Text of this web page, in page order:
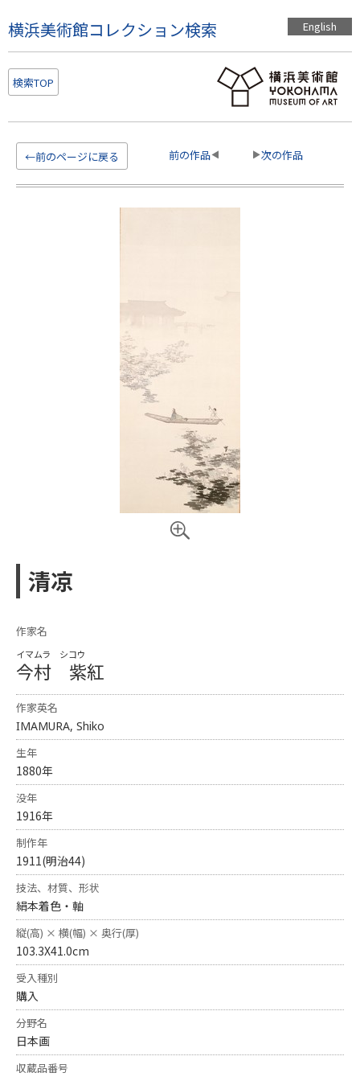
の
ペ
ー
本
横浜美術館コレクション検索 English
検索TOP
←前のページに戻る 前の作品 次の作品
清凉
作家名
イマムラ シコウ
今村 紫紅
作家英名
IMAMURA, Shiko
生年
1880年
没年
1916年
制作年
1911(明治44)
技法、材質、形状
絹本着色・軸
縦(高) × 横(幅) × 奥行(厚)
103.3X41.0cm
受入種別
購入
分野名
日本画
収蔵品番号